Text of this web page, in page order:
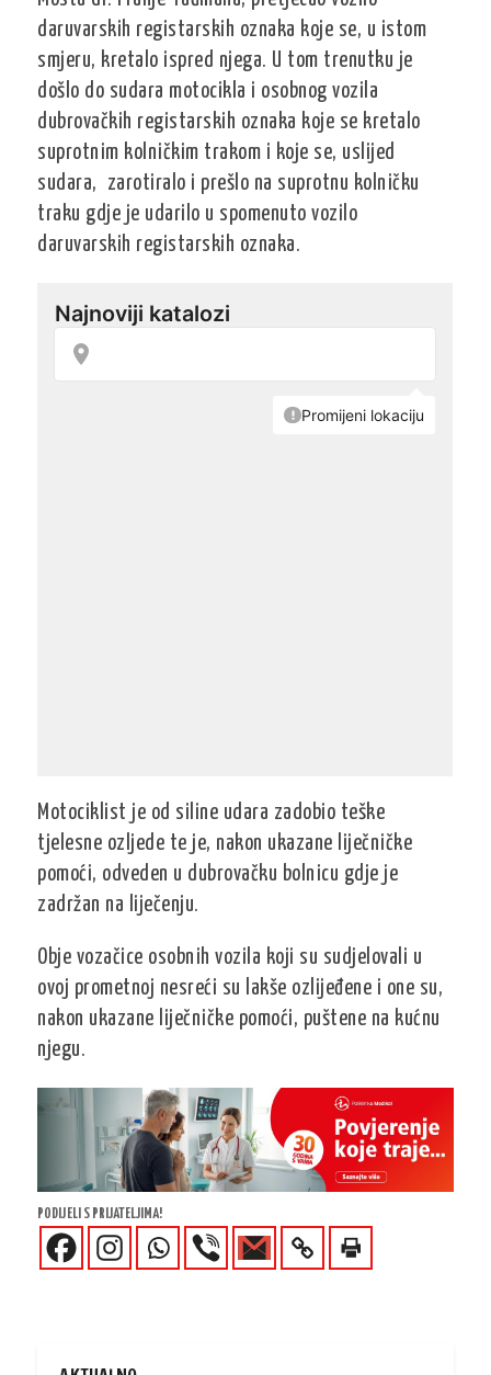
daruvarskih registarskih oznaka koje se, u istom
smjeru, kretalo ispred njega. U tom trenutku je
došlo do sudara motocikla i osobnog vozila
dubrovačkih registarskih oznaka koje se kretalo
suprotnim kolničkim trakom i koje se, uslijed
sudara, zarotiralo i prešlo na suprotnu kolničku
traku gdje je udarilo u spomenuto vozilo
daruvarskih registarskih oznaka.
Motociklist je od siline udara zadobio teške
tjelesne ozljede te je, nakon ukazane liječničke
pomoći, odveden u dubrovačku bolnicu gdje je
zadržan na liječenju.
Obje vozačice osobnih vozila koji su sudjelovali u
ovoj prometnoj nesreći su lakše ozlijeđene i one su,
nakon ukazane liječničke pomoći, puštene na kućnu
njegu.
PODIJELI S PRIJATELJIMA!